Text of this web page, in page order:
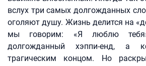
вслух три самых долгожданных
оголяют душу. Жизнь делится на
мы говорим: «Я люблю
долгожданный хэппи-енд, а
трагическим концом. Но